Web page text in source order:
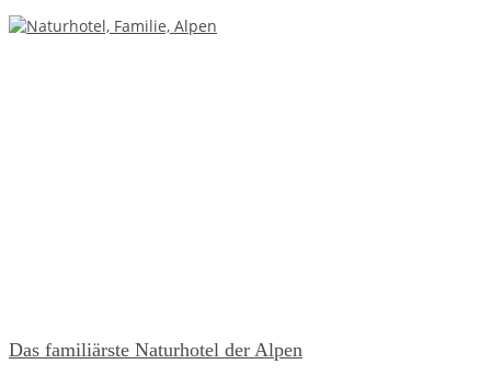
Das familiärste Naturhotel der Alpen